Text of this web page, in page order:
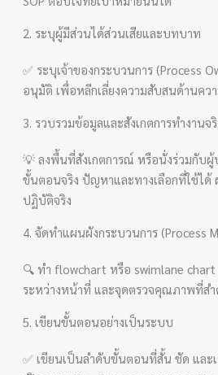
2. ระบุผู้มีส่วนได้ส่วนเสียและบทบาท
✅ ระบุเจ้าของกระบวนการ (Process
อนุมัติ เพื่อหลีกเลี่ยงความสับสนด้านคว
3. รวบรวมข้อมูลและสังเกตการทำงานจ
💡 ลงพื้นที่สังเกตการณ์ หรือนั่งร่วมกับ
ขั้นตอนจริง ปัญหาและทางเลือกที่ใช้ได้
ปฏิบัติจริง
4. จัดทำแผนผังกระบวนการ (Process
🔍 ทำ flowchart หรือ swimlane chart
ระหว่างหน้าที่ และจุดตรวจคุณภาพที่ส
5. เขียนขั้นตอนอย่างเป็นระบบ
✅ เขียนเป็นลำดับขั้นตอนที่สั้น ชัด และ